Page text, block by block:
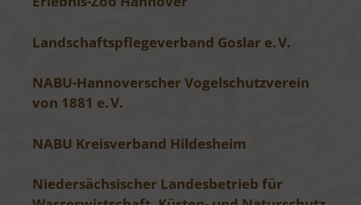
Landschaftspflegeverband Goslar e. V.
NABU-Hannoverscher Vogelschutzverein
von 1881 e. V.
NABU Kreisverband Hildesheim
Niedersächsischer Landesbetrieb für